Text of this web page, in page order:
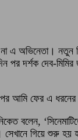
না এ অভিনেতা।
পর দর্শক দেব-
আমি ফের এ ধরনের
বলেন,
সেখানে গিয়ে শুরু